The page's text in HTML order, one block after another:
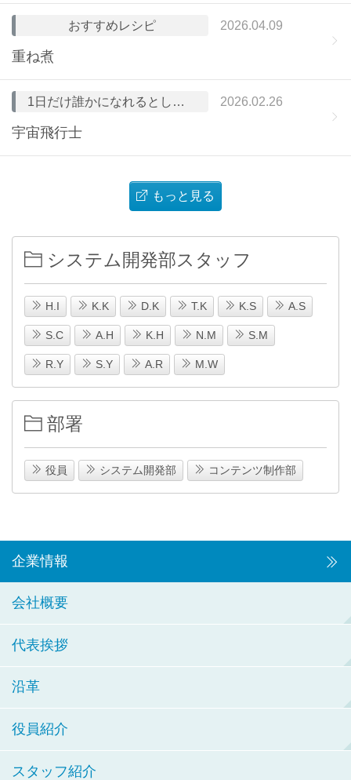
おすすめレシピ 2026.04.09
重ね煮
1日だけ誰かになれるとしたら？（人物・職業どちらでも可） 2026.02.26
宇宙飛行士
もっと見る
システム開発部スタッフ
H.I K.K D.K T.K K.S A.S
S.C A.H K.H N.M S.M
R.Y S.Y A.R M.W
部署
役員 システム開発部 コンテンツ制作部
企業情報
会社概要
代表挨拶
沿革
役員紹介
スタッフ紹介